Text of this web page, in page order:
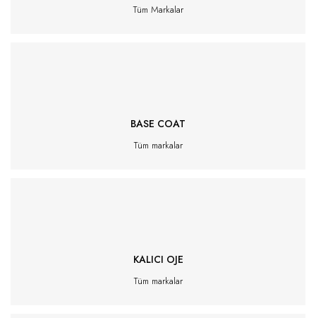
Tüm Markalar
BASE COAT
Tüm markalar
KALICI OJE
Tüm markalar